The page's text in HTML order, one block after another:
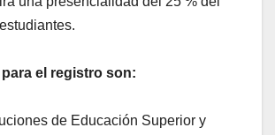
el registro son:
de Educación Superior y